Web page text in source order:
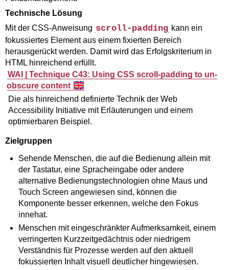
Technische Lösung
Mit der CSS-Anweisung scroll-padding kann ein
fokussiertes Element aus einem fixierten Bereich
herausgerückt werden. Damit wird das Erfolgskriterium in
HTML hinreichend erfüllt.
WAI |Technique C43: Using CSS scroll-padding to un-
obscure content
Die als hinreichend definierte Technik derWeb
Accessibility Initiative mit Erläuterungen und einem
optimierbaren Beispiel.
Zielgruppen
Sehende Menschen, die auf die Bedienung allein mit
der Tastatur, eine Spracheingabe oder andere
alternative Bedienungstechnologien ohne Maus und
Touch Screen angewiesen sind, können die
Komponente besser erkennen, welche den Fokus
innehat.
Menschen mit eingeschränkter Aufmerksamkeit, einem
verringerten Kurzzeitgedächtnis oder niedrigem
Verständnis für Prozesse werden auf den aktuell
fokussierten Inhalt visuell deutlicher hingewiesen.